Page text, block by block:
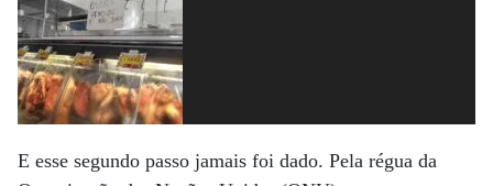
E esse segundo passo jamais foi dado. Pela régua da